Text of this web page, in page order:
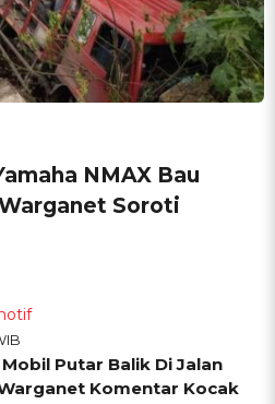
NMAX Bau
Soroti
Putar Balik Di Jalan
Komentar Kocak